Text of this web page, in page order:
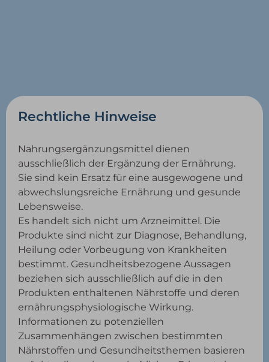
Rechtliche Hinweise
Nahrungsergänzungsmittel dienen
ausschließlich der Ergänzung der Ernährung.
Sie sind kein Ersatz für eine ausgewogene und
abwechslungsreiche Ernährung und gesunde
Lebensweise.
Es handelt sich nicht um Arzneimittel. Die
Produkte sind nicht zur Diagnose, Behandlung,
Heilung oder Vorbeugung von Krankheiten
bestimmt. Gesundheitsbezogene Aussagen
beziehen sich ausschließlich auf die in den
Produkten enthaltenen Nährstoffe und deren
ernährungsphysiologische Wirkung.
Informationen zu potenziellen
Zusammenhängen zwischen bestimmten
Nährstoffen und Gesundheitsthemen basieren